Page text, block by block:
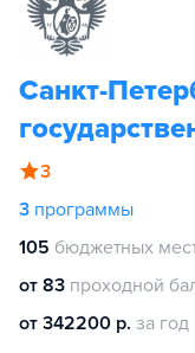
Санкт-
3
3 программы
105 бюджетных
от 83 проходной
от 342200 р. за год